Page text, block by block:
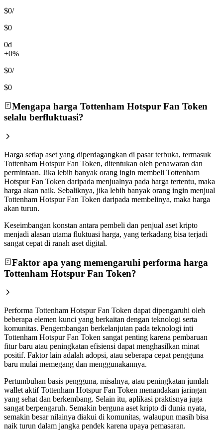
$0/
$0
0d
+0%
$0/
$0
Mengapa harga Tottenham Hotspur Fan Token
selalu berfluktuasi?
Harga setiap aset yang diperdagangkan di pasar terbuka, termasuk
Tottenham Hotspur Fan Token, ditentukan oleh penawaran dan
permintaan. Jika lebih banyak orang ingin membeli Tottenham
Hotspur Fan Token daripada menjualnya pada harga tertentu, maka
harga akan naik. Sebaliknya, jika lebih banyak orang ingin menjual
Tottenham Hotspur Fan Token daripada membelinya, maka harga
akan turun.
Keseimbangan konstan antara pembeli dan penjual aset kripto
menjadi alasan utama fluktuasi harga, yang terkadang bisa terjadi
sangat cepat di ranah aset digital.
Faktor apa yang memengaruhi performa harga
Tottenham Hotspur Fan Token?
Performa Tottenham Hotspur Fan Token dapat dipengaruhi oleh
beberapa elemen kunci yang berkaitan dengan teknologi serta
komunitas. Pengembangan berkelanjutan pada teknologi inti
Tottenham Hotspur Fan Token sangat penting karena pembaruan
fitur baru atau peningkatan efisiensi dapat menghasilkan minat
positif. Faktor lain adalah adopsi, atau seberapa cepat pengguna
baru mulai memegang dan menggunakannya.
Pertumbuhan basis pengguna, misalnya, atau peningkatan jumlah
wallet aktif Tottenham Hotspur Fan Token menandakan jaringan
yang sehat dan berkembang. Selain itu, aplikasi praktisnya juga
sangat berpengaruh. Semakin berguna aset kripto di dunia nyata,
semakin besar nilainya diakui di komunitas, walaupun masih bisa
naik turun dalam jangka pendek karena upaya pemasaran.